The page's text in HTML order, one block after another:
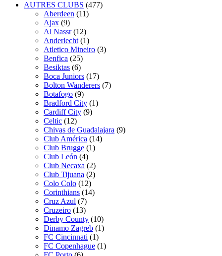
AUTRES CLUBS (477)
Aberdeen (11)
Ajax (9)
Al Nassr (12)
Anderlecht (1)
Atletico Mineiro (3)
Benfica (25)
Besiktas (6)
Boca Juniors (17)
Bolton Wanderers (7)
Botafogo (9)
Bradford City (1)
Cardiff City (9)
Celtic (12)
Chivas de Guadalajara (9)
Club América (14)
Club Brugge (1)
Club León (4)
Club Necaxa (2)
Club Tijuana (2)
Colo Colo (12)
Corinthians (14)
Cruz Azul (7)
Cruzeiro (13)
Derby County (10)
Dinamo Zagreb (1)
FC Cincinnati (1)
FC Copenhague (1)